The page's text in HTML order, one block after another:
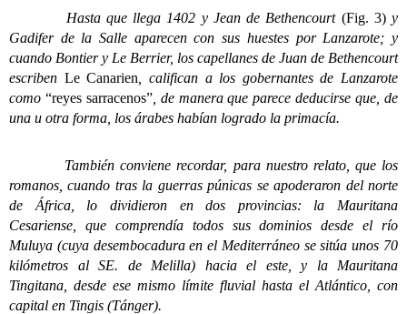
Hasta que llega 1402 y Jean de Bethencourt (Fig. 3) y
Gadifer de la Salle aparecen con sus huestes por Lanzarote; y
cuando Bontier y Le Berrier, los capellanes de Juan de Bethencourt
escriben Le Canarien , califican a los gobernantes de Lanzarote
como “reyes sarracenos”, de manera que parece deducirse que, de
una u otra forma, los árabes habían logrado la primacía.
También conviene recordar, para nuestro relato, que los
romanos, cuando tras la guerras púnicas se apoderaron del norte
de África, lo dividieron en dos provincias: la Mauritana
Cesariense, que comprendía todos sus dominios desde el río
Muluya (cuya desembocadura en el Mediterráneo se sitúa unos 70
kilómetros al SE. de Melilla) hacia el este, y la Mauritana
Tingitana, desde ese mismo límite fluvial hasta el Atlántico, con
capital en Tingis (Tánger).